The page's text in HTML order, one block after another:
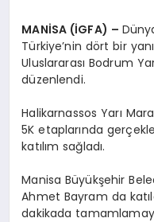
MANİSA (İGFA) –
Türkiye’nin dört bir
Uluslararası Bodrum
düzenlendi.
Halikarnassos Yarı
5K etaplarında
katılım sağladı.
Manisa Büyükşehir
Ahmet Bayram da
dakikada